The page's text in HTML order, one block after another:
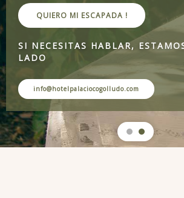
QUIERO MI ESCAPADA !
SI NECESITAS HABLAR,
LADO
info@hotelpalaciocogolludo.com